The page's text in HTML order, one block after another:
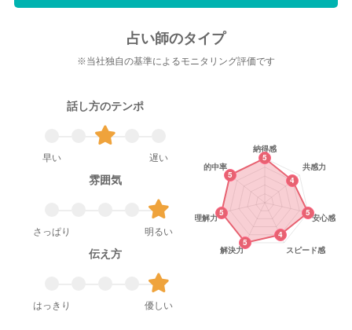
占い師のタイプ
※当社独自の基準によるモニタリング評価です
話し方のテンポ
早い 遅い
雰囲気
さっぱり 明るい
伝え方
はっきり 優しい